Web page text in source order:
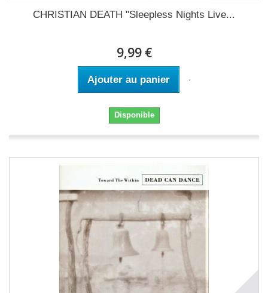
CHRISTIAN DEATH ‎"Sleepless Nights Live...
9,99 €
Ajouter au panier
Disponible